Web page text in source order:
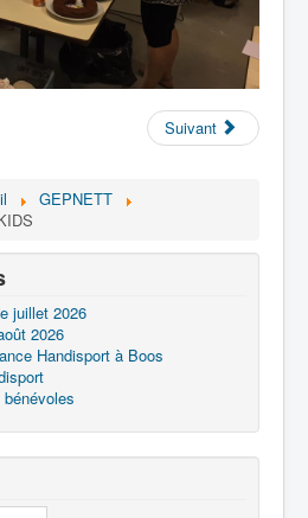
Suivant
GEPNETT
juillet 2026
2026
Handisport à Boos